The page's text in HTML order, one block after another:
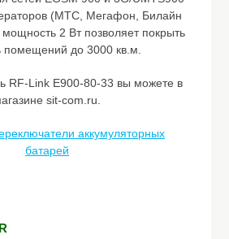
(МТС, Мегафон, Билайн
2 Вт позволяет покрыть
до 3000 кв.м.
RF-Link E900-80-33 вы можете в
sit-com.ru.
аккумуляторных
батарей